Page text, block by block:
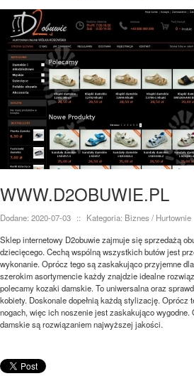
WWW.D2OBUWIE.PL
Dodane: 2020-07-03 ::
Kategoria: Biznes / Hurtownie
Sklep internetowy D2obuwie zajmuje się sprzedażą
dziecięcego. Cechą wspólną wszystkich butów jest
wykonanie. Oprócz tego są zaskakująco przyjemne
szerokim asortymencie każdy znajdzie idealne
polecamy kozaki damskie. To uniwersalna oraz
kobiety. Doskonale dopełnią każdą stylizację. Oprócz
nogach, więc ich noszenie jest zaskakująco wygodne.
damskie są rozwiązaniem najwyższej jakości.